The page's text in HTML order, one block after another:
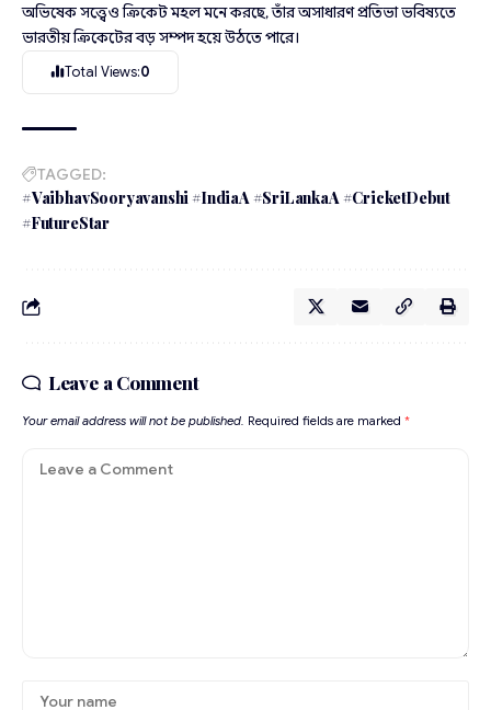
অভিষেক সত্ত্বেও ক্রিকেট মহল মনে করছে, তাঁর অসাধারণ প্রতিভা ভবিষ্যতে
ভারতীয় ক্রিকেটের বড় সম্পদ হয়ে উঠতে পারে।
Total Views:0
TAGGED:
#VaibhavSooryavanshi #IndiaA #SriLankaA #CricketDebut
#FutureStar
Leave a Comment
Your email address will not be published. Required fields are marked *